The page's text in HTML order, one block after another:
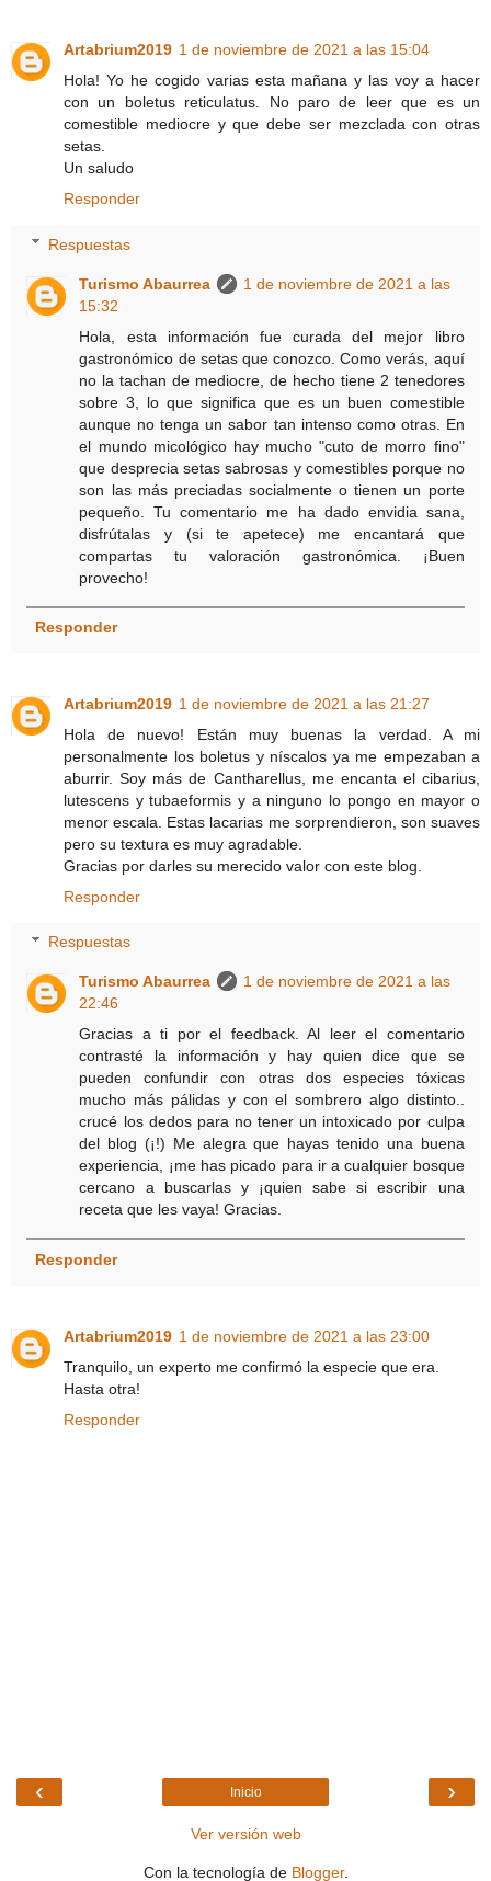
Artabrium2019 1 de noviembre de 2021 a las 15:04
Hola! Yo he cogido varias esta mañana y las voy a hacer
con un boletus reticulatus. No paro de leer que es un
comestible mediocre y que debe ser mezclada con otras
setas.
Un saludo
Responder
Respuestas
Turismo Abaurrea
1 de noviembre de 2021 a las
15:32
Hola, esta información fue curada del mejor libro
gastronómico de setas que conozco. Como verás, aquí
no la tachan de mediocre, de hecho tiene 2 tenedores
sobre 3, lo que significa que es un buen comestible
aunque no tenga un sabor tan intenso como otras. En
el mundo micológico hay mucho "cuto de morro fino"
que desprecia setas sabrosas y comestibles porque no
son las más preciadas socialmente o tienen un porte
pequeño. Tu comentario me ha dado envidia sana,
disfrútalas y (si te apetece) me encantará que
compartas tu valoración gastronómica. ¡Buen
provecho!
Responder
Artabrium2019 1 de noviembre de 2021 a las 21:27
Hola de nuevo! Están muy buenas la verdad. A mi
personalmente los boletus y níscalos ya me empezaban a
aburrir. Soy más de Cantharellus, me encanta el cibarius,
lutescens y tubaeformis y a ninguno lo pongo en mayor o
menor escala. Estas lacarias me sorprendieron, son suaves
pero su textura es muy agradable.
Gracias por darles su merecido valor con este blog.
Responder
Respuestas
Turismo Abaurrea
1 de noviembre de 2021 a las
22:46
Gracias a ti por el feedback. Al leer el comentario
contrasté la información y hay quien dice que se
pueden confundir con otras dos especies tóxicas
mucho más pálidas y con el sombrero algo distinto..
crucé los dedos para no tener un intoxicado por culpa
del blog (¡!) Me alegra que hayas tenido una buena
experiencia, ¡me has picado para ir a cualquier bosque
cercano a buscarlas y ¡quien sabe si escribir una
receta que les vaya! Gracias.
Responder
Artabrium2019 1 de noviembre de 2021 a las 23:00
Tranquilo, un experto me confirmó la especie que era.
Hasta otra!
Responder
‹ ›
Inicio
Ver versión web
Con la tecnología de Blogger.